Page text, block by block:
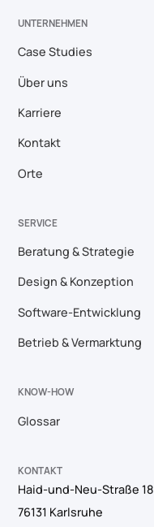
UNTERNEHMEN
Case Studies
Über uns
Karriere
Kontakt
Orte
SERVICE
Beratung & Strategie
Design & Konzeption
Software-Entwicklung
Betrieb & Vermarktung
KNOW-HOW
Glossar
KONTAKT
Haid-und-Neu-Straße 18
76131 Karlsruhe